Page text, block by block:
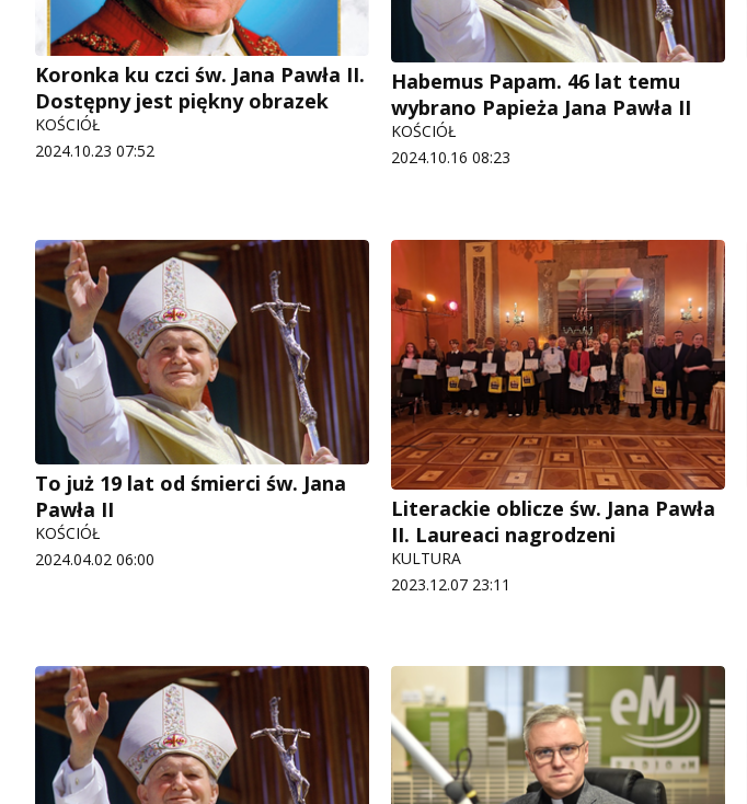
Koronka ku czci św. Jana Pawła II.
Dostępny jest piękny obrazek
KOŚCIÓŁ
2024.10.23 07:52
Habemus Papam. 46 lat temu
wybrano Papieża Jana Pawła II
KOŚCIÓŁ
2024.10.16 08:23
To już 19 lat od śmierci św. Jana
Pawła II
KOŚCIÓŁ
2024.04.02 06:00
Literackie oblicze św. Jana Pawła
II. Laureaci nagrodzeni
KULTURA
2023.12.07 23:11